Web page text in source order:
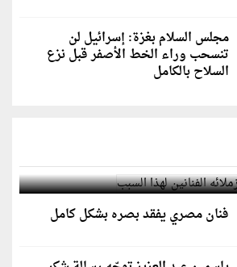
مجلس السلام بغزة: إسرائيل لن
تنسحب وراء الخط الأصفر قبل نزع
السلاح بالكامل
الفنانين لهذا السبب
فنان مصري يفقد بصره بشكل كامل